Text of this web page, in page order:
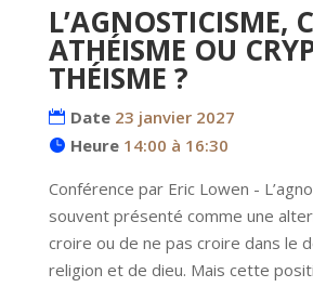
L’AGNOSTICISME,
ATHÉISME OU
THÉISME ?
Date 23 janvier 2027
Heure 14:00 à 16:30
Conférence par Eric Lowen -
souvent présenté comme une
croire ou de ne pas croire dans le
religion et de dieu. Mais cette